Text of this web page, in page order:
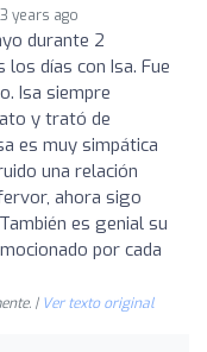
3 years ago
durante 2
días con Isa. Fue
Isa siempre
y trató de
es muy simpática
una relación
ahora sigo
es genial su
por cada
| Ver texto original